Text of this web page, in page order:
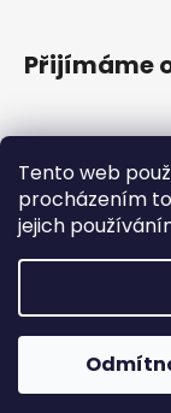
Tento web
procházením
jejich
Vítejte v nově
Přijímáme
Klubový web
Copyright